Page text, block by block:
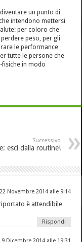
un punto di
intendono mettersi
per coloro che
peso, per gli
le performance
tutte le persone che
in modo
Successivo
esci dalla routine!
22 Novembre 2014 alle 9:14
è attendibile
Rispondi
9 Dicembre 2014 alle 19:31